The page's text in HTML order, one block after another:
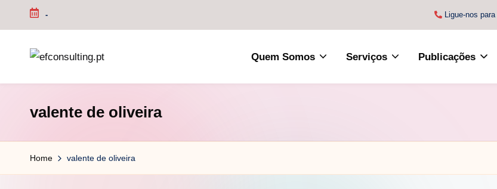
Skip
- Ligue-nos para
o
n
Quem Somos Serviços Publicações
valente de oliveira
Home valente de oliveira